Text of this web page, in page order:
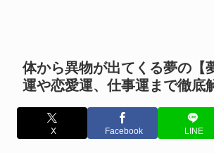
体から異物が出てくる夢の【
運や恋愛運、仕事運まで徹底
X Facebook LINE